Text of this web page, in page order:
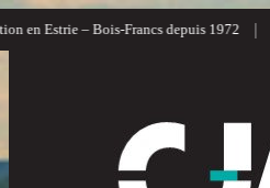
en Estrie – Bois-Francs depuis 1972